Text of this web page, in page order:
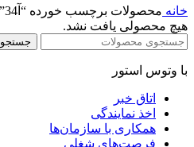
خانه محصولات برچسب خورده “آ34”
هیچ محصولی یافت نشد.
جستجو
با وتوس استور
اتاق خبر
اخذ نمایندگی
همکاری با سازمان‌ها
فرصت‌های شغلی